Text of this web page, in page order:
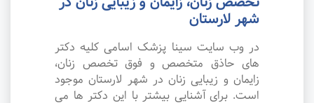
شهر لارستان
در وب سایت سینا پزشک اسامی کلیه دکتر
های حاذق متخصص و فوق تخصص زنان،
زایمان و زیبایی زنان در شهر لارستان موجود
است. برای آشنایی بیشتر با این دکتر ها می